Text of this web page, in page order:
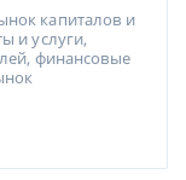
капиталов и
и услуги,
финансовые